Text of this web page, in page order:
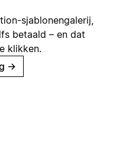
sjablonengalerij,
betaald – en dat
klikken.
→